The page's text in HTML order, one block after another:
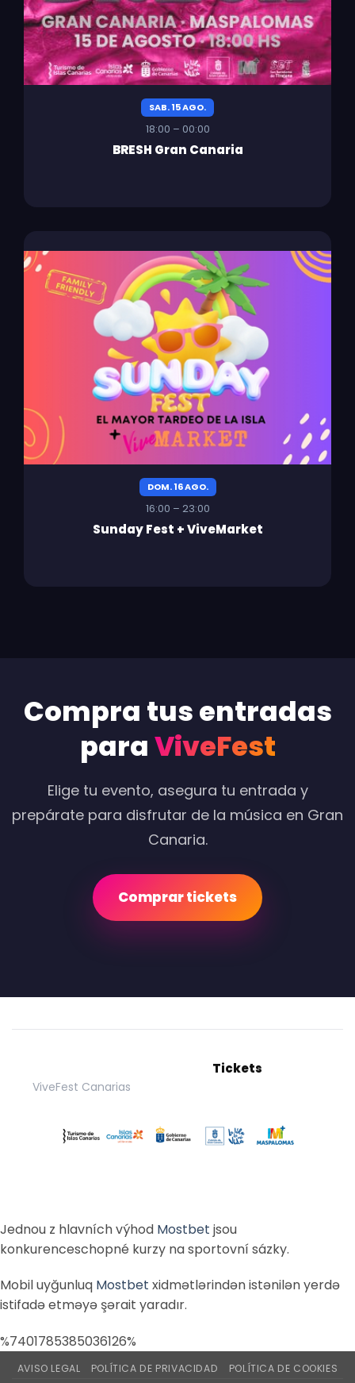
SAB. 15 AGO.
18:00 – 00:00
BRESH Gran Canaria
DOM. 16 AGO.
16:00 – 23:00
Sunday Fest + ViveMarket
Compra tus entradas
paraViveFest
Elige tu evento, asegura tu entrada y
prepárate para disfrutar de la música en Gran
Canaria.
Comprar tickets
Tickets
ViveFest Canarias
Jednou z hlavních výhod Mostbet jsou
konkurenceschopné kurzy na sportovní sázky.
Mobil uyğunluq Mostbet xidmətlərindən istənilən yerdə
istifadə etməyə şərait yaradır.
%7401785385036126%
AVISO LEGAL POLÍTICA DE PRIVACIDAD POLÍTICA DE COOKIES